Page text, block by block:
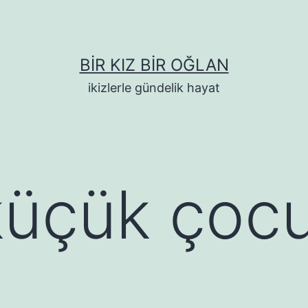
BIR KIZ BIR OĞLAN
ikizlerle gündelik hayat